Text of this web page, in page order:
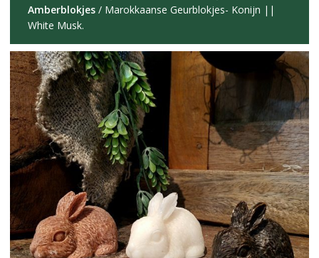
Amberblokjes/ Marokkaanse Geurblokjes- Konijn ||
White Musk.